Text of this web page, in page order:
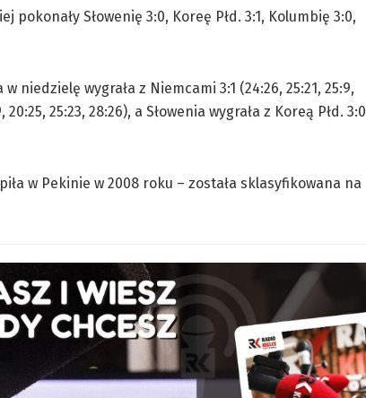
Słowenię 3:0, Koreę Płd. 3:1, Kolumbię 3:0,
niedzielę wygrała z Niemcami 3:1 (24:26, 25:21, 25:9,
25:23, 28:26), a Słowenia wygrała z Koreą Płd. 3:0
w Pekinie w 2008 roku – została sklasyfikowana na